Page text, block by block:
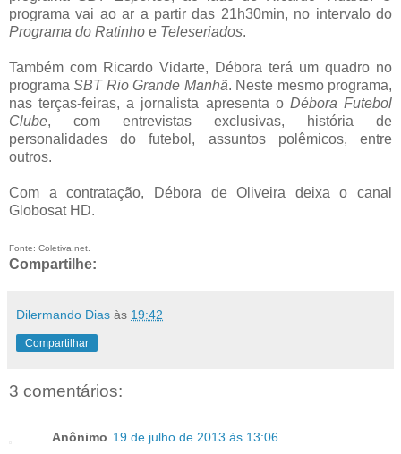
programa vai ao ar a partir das 21h30min, no intervalo do
Programa do Ratinho e Teleseriados.
Também com Ricardo Vidarte, Débora terá um quadro no
programaSBT Rio Grande Manhã. Neste mesmo programa,
nas terças-feiras, a jornalista apresenta o Débora Futebol
Clube, com entrevistas exclusivas, história de
personalidades do futebol, assuntos polêmicos, entre
outros.
Com a contratação, Débora de Oliveira deixa o canal
Globosat HD.
Fonte: Coletiva.net.
Compartilhe:
Dilermando Dias às 19:42
Compartilhar
3 comentários:
Anônimo 19 de julho de 2013 às 13:06